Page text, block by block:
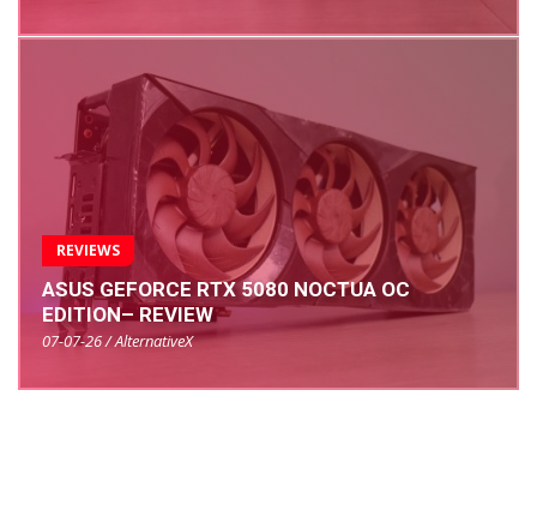
REVIEWS
ASUS GEFORCE RTX 5080 NOCTUA OC
EDITION– REVIEW
07-07-26 / AlternativeX